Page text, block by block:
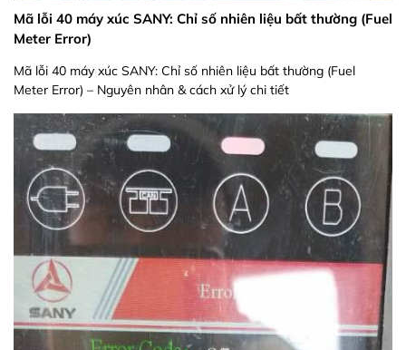
Mã lỗi 40 máy xúc SANY: Chỉ số nhiên liệu bất thường (Fuel
Meter Error)
Mã lỗi 40 máy xúc SANY: Chỉ số nhiên liệu bất thường (Fuel
Meter Error) – Nguyên nhân & cách xử lý chi tiết